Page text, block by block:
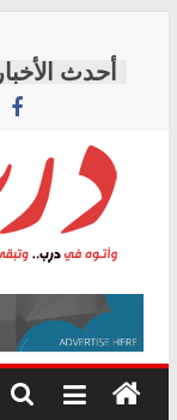
content
درب
وأتوه
درب..
وتبقى
هي